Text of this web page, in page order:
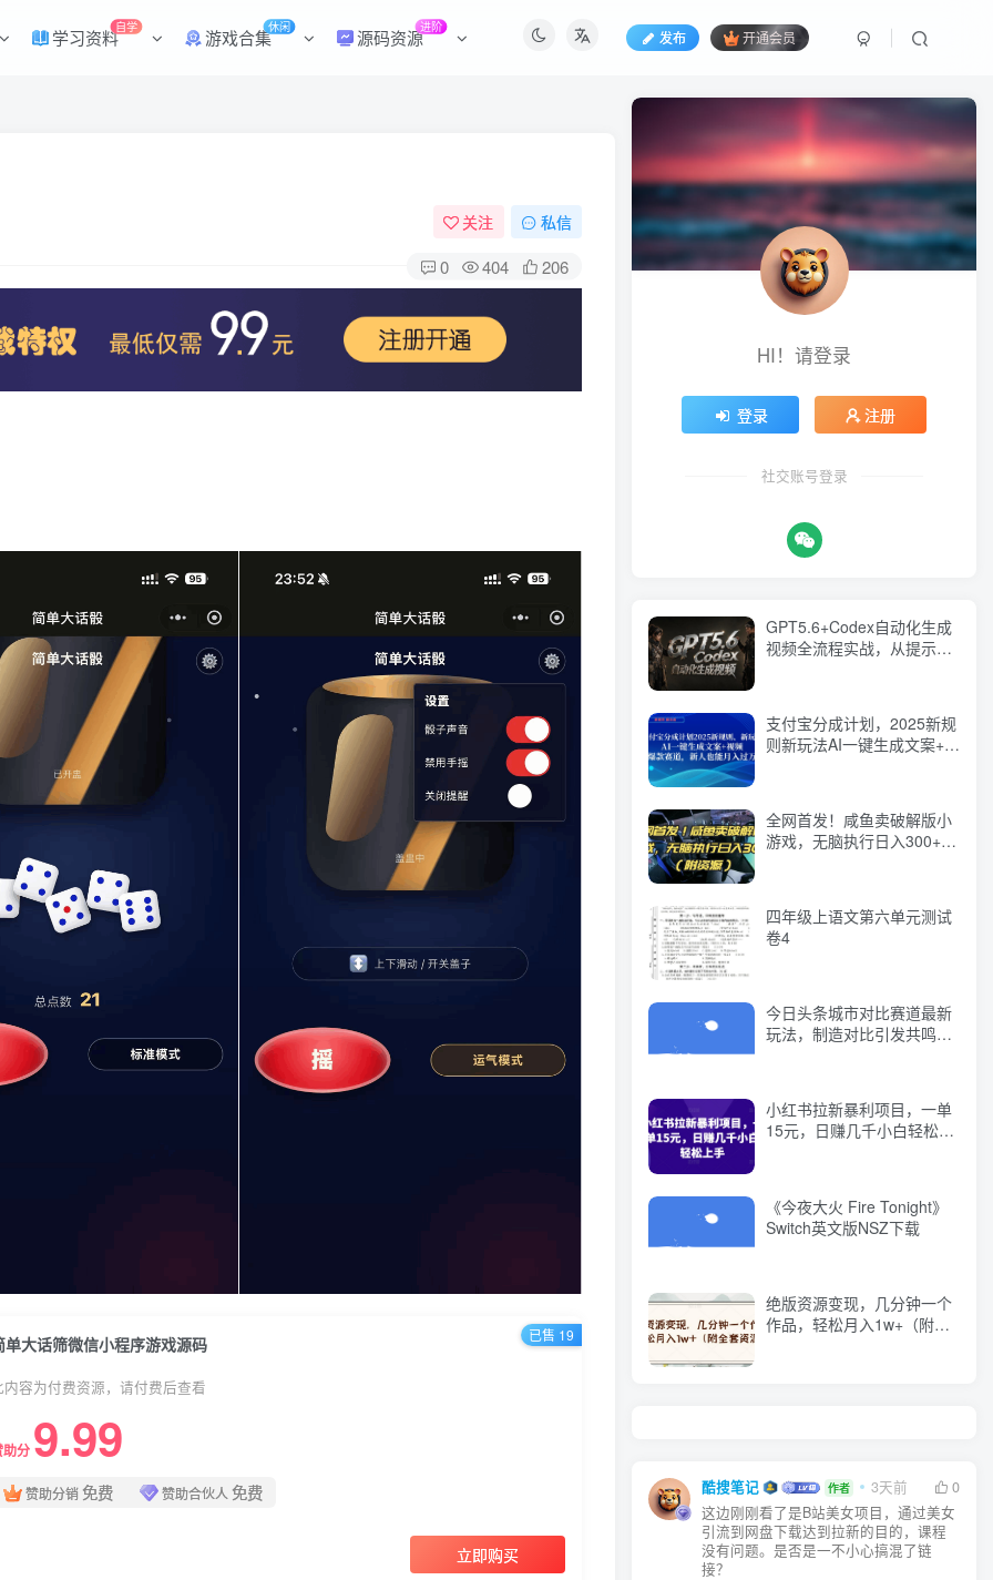
发布 开通会员
学习资料自学 游戏合集休闲 源码资源进阶
关注 私信
0 404 206
单大话筛微信小程序游戏源码
内容为付费资源，请付费后查看
助分 9.99
赞助分销免费 赞助合伙人 免费
立即购买
已售 19
HI！请登录
登录 注册
社交账号登录
GPT5.6+Codex自动化生成
视频全流程实战，从提示词
支付宝分成计划，2025新规
则新玩法AI一键生成文案+视
全网首发！咸鱼卖破解版小
游戏，无脑执行日入300+
四年级上语文第六单元测试
卷4
今日头条城市对比赛道最新
玩法，制造对比引发共鸣，
小红书拉新暴利项目，一单
15元，日赚几千小白轻松上
《今夜大火 Fire Tonight》
Switch英文版NSZ下载
绝版资源变现，几分钟一个
作品，轻松月入1w+（附全
酷搜笔记 作者 3天前
0
这边刚刚看了是B站美女项目，通过美女
引流到网盘下载达到拉新的目的，课程
没有问题。是否是一不小心搞混了链
接？